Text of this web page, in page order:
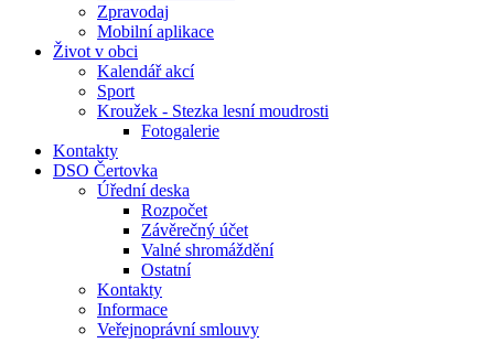
Zpravodaj
Mobilní aplikace
Život v obci
Kalendář akcí
Sport
Kroužek - Stezka lesní moudrosti
Fotogalerie
Kontakty
DSO Čertovka
Úřední deska
Rozpočet
Závěrečný účet
Valné shromáždění
Ostatní
Kontakty
Informace
Veřejnoprávní smlouvy